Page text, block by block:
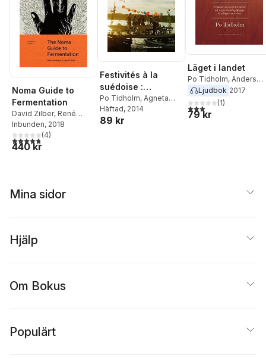
Noma Guide to
Fermentation
David Zilber, René
Redzepi
Inbunden, 2018
4,8utav 5 stjärnor. Totalt antal röster:
(4)
440 kr
Festivités à la
suédoise :
traditions et fêtes
Po Tidholm, Agneta
Lilja
Häftad, 2014
89 kr
Läget i landet
Po Tidholm, Anders
Teglund
Ljudbok 2017
3,0utav 5 stjärnor.
(1)
79 kr
Mina sidor
Hjälp
Om Bokus
Populärt